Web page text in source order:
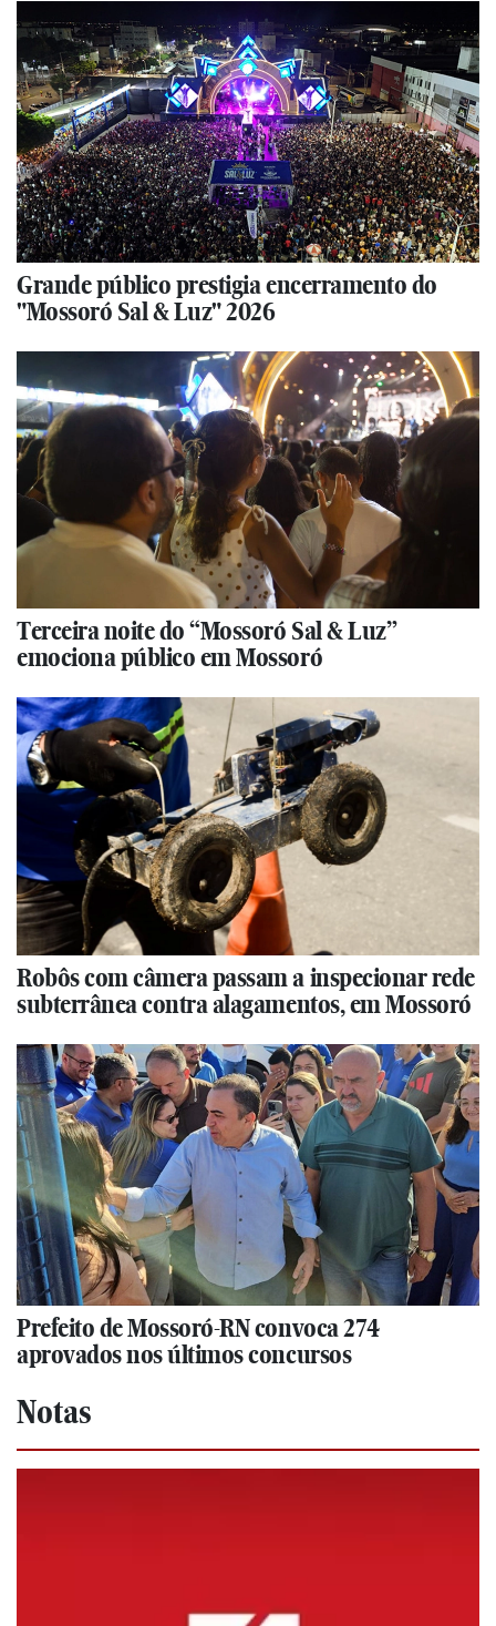
Grande público prestigia encerramento do
"Mossoró Sal & Luz" 2026
Terceira noite do “Mossoró Sal & Luz”
emociona público em Mossoró
Robôs com câmera passam a inspecionar rede
subterrânea contra alagamentos, em Mossoró
Prefeito de Mossoró-RN convoca 274
aprovados nos últimos concursos
Notas